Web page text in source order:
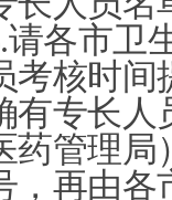
.请各市卫
考核时
有专长人
药管理
，再由各